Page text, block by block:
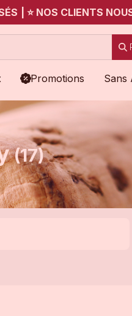
⭐ NOS CLIENTS
Promotions Sans
(17)